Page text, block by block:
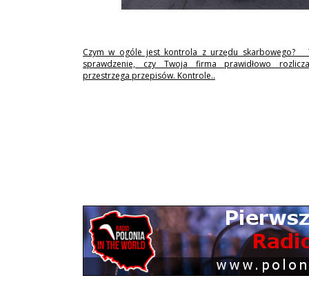
Czym w ogóle jest kontrola z urzędu skarbowego?
sprawdzenie, czy Twoja firma prawidłowo
przestrzega przepisów. Kontrole..